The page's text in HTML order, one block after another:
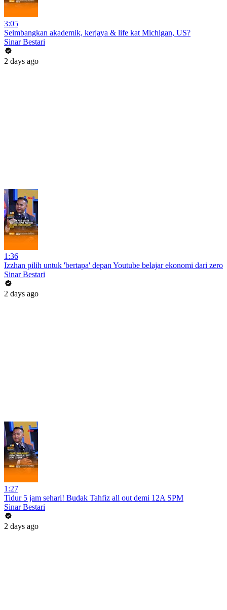
3:05
Seimbangkan akademik, kerjaya & life kat Michigan, US?
Sinar Bestari
2 days ago
1:36
Izzhan pilih untuk 'bertapa' depan Youtube belajar ekonomi dari zero
Sinar Bestari
2 days ago
1:27
Tidur 5 jam sehari! Budak Tahfiz all out demi 12A SPM
Sinar Bestari
2 days ago